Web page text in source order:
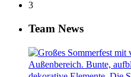
3
Team News